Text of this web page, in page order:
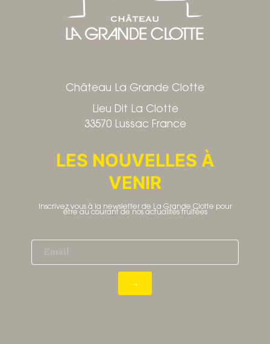
Château La Grande Clotte
Lieu Dit La Clotte
33570 Lussac France
LES NOUVELLES À
VENIR
Inscrivez vous à la newsletter de La Grande Clotte pour
être au courant de nos actualités fruitées
Email